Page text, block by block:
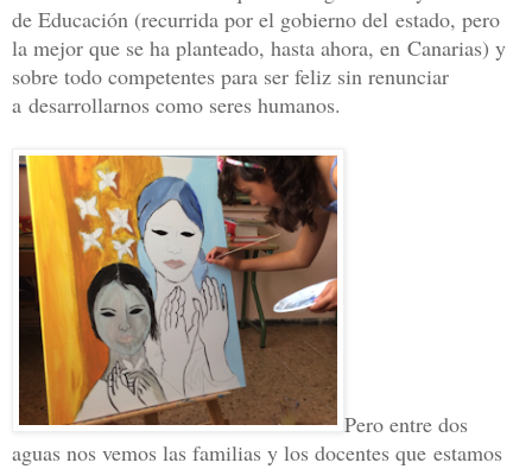
de Educación (recurrida por el gobierno del estado, pero
la mejor que se ha planteado, hasta ahora, en Canarias) y
sobre todo competentes para ser feliz sin renunciar
a desarrollarnos como seres humanos.
Pero entre dos
aguas nos vemos las familias y los docentes que estamos